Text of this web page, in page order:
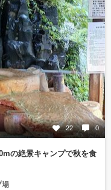
22 0
の絶景キャンプで秋を食
場